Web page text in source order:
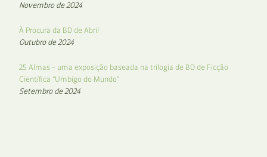
Novembro de 2024
À Procura da BD de Abril
Outubro de 2024
25 Almas – uma exposição baseada na trilogia de BD de Ficção
Científica “Umbigo do Mundo”
Setembro de 2024